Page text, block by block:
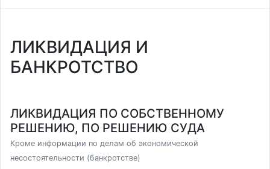
ЛИКВИДАЦИЯ И
БАНКРОТСТВО
ЛИКВИДАЦИЯ ПО СОБСТВЕННОМУ
РЕШЕНИЮ, ПО РЕШЕНИЮ СУДА
Кроме информации по делам об экономической
несостоятельности (банкротстве)